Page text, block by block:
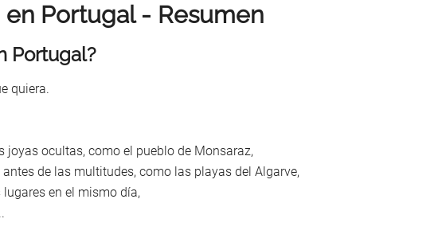
Portugal - Resumen
Portugal?
quiera.
joyas ocultas, como el pueblo de Monsaraz,
de las multitudes, como las playas del Algarve,
en el mismo día,